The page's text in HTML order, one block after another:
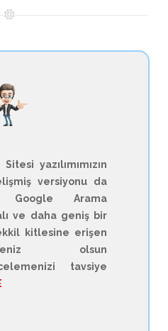
yazılımımızın
versiyonu da
Google Arama
ve daha geniş bir
kitlesine erişen
olsun
tavsiye